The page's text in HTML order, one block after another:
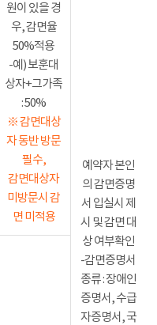
원이 있을 경
우, 감면율
50%적용
-예) 보훈대
상자+그가족
: 50%
※ 감면대상
자 동반 방문
필수,
감면대상자
미방문시 감
면 미적용
예약자 본인
의 감면증명
서 입실시 제
시 및 감면 대
상 여부확인
-감면증명서
종류 : 장애인
증명서, 수급
자증명서, 국